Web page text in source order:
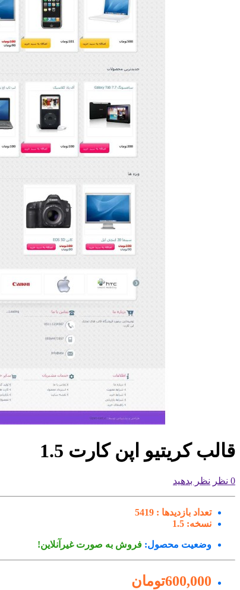
قالب کریتیو اپن کارت 1.5
0 نظر نظر بدهید
تعداد بازدیدها : 5419
نسخه: 1.5
وضعیت محصول: فروش به صورت غیرآنلاین!
600,000تومان